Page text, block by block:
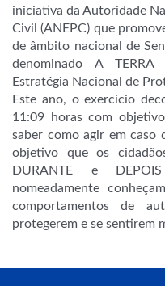
iniciativa da Autoridade
Civil (ANEPC) que
de âmbito nacional de
denominado A
Estratégia Nacional de
Este ano, o exercício
11:09 horas com
saber como agir em caso
objetivo que os
DURANTE e
nomeadamente
comportamentos de
protegerem e se sentirem